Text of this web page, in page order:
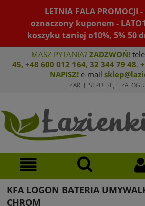
LETNIA FALA
oznaczony kuponem -
koszyku taniej o10%, 5% 50
MASZ PYTANIA? ZADZWOŃ!
45, +48 600 012 164, 32 344 79 48,
NAPISZ! e-mail
ZAREJESTRUJ SIĘ
KFA LOGON BATERIA
CHROM